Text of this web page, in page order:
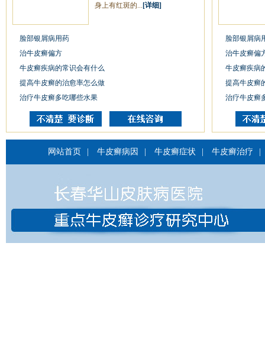
身上有红斑的... [详细]
脸部银屑病用药
治牛皮癣偏方
牛皮癣疾病的常识会有什么
提高牛皮癣的治愈率怎么做
治疗牛皮癣多吃哪些水果
脸部银屑病
治牛皮癣偏
牛皮癣疾病
提高牛皮癣
治疗牛皮癣
网站首页 牛皮癣病因 牛皮癣症状 牛皮癣治疗